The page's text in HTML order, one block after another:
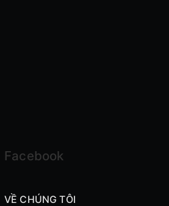
Facebook
VỀ CHÚNG TÔI